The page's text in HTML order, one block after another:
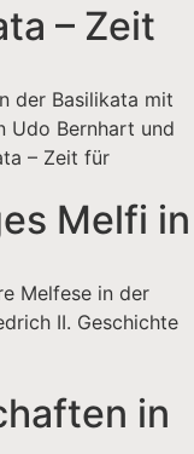
– Zeit
der Basilikata mit
Udo Bernhart und
– Zeit für
Melfi in
Melfese in der
II. Geschichte
in